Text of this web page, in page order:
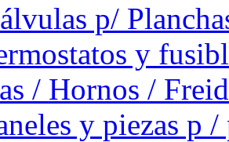
p/
y
/ Hornos /
y piezas p